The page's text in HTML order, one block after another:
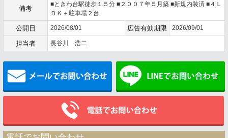
備考
■ときわ台駅徒歩１５分 ■２００７年５月築 ■新規内装済 ■４Ｌ
ＤＫ＋駐車場２台
公開日 2026/08/01 広告有効期限 2026/09/01
担当者 長谷川 浩二
メールでお問い合わせ